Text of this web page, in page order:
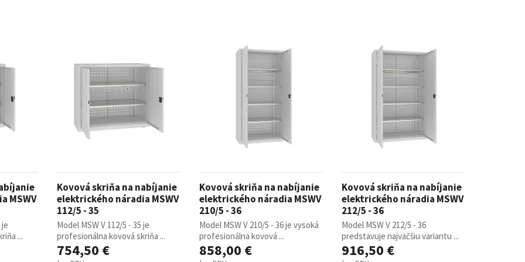
Prebaľovacie pulty
Infúzne stojany
určením
s košmi
a odpadu
Dielenské vozíky a kontajnery
regály
Regály do obchodu
Trubkové systémy - Lean Manufacturing
Drevený nábytok pre domovy seniorov
Stoličky, kreslá a sedenie Barové stoličky
MSWV
je
...
Kovová skriňa na nabíjanie
elektrického náradia MSWV
112/5 - 35
Model MSW V 112/5 - 35 je
profesionálna kovová skriňa ...
754,50 €
Kovová skriňa na nabíjanie
elektrického náradia MSWV
210/5 - 36
Model MSW V 210/5 - 36 je vysoká
profesionálna kovová ...
858,00 €
Kovová skriňa na nabíjanie
elektrického náradia MSWV
212/5 - 36
Model MSW V 212/5 - 36
predstavuje najväčšiu variantu ...
916,50 €